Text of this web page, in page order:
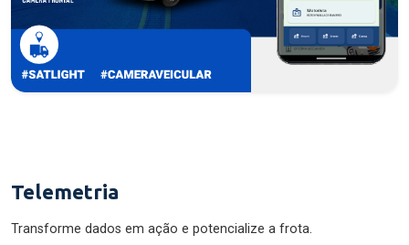
Telemetria
Transforme dados em ação e potencialize a frota.